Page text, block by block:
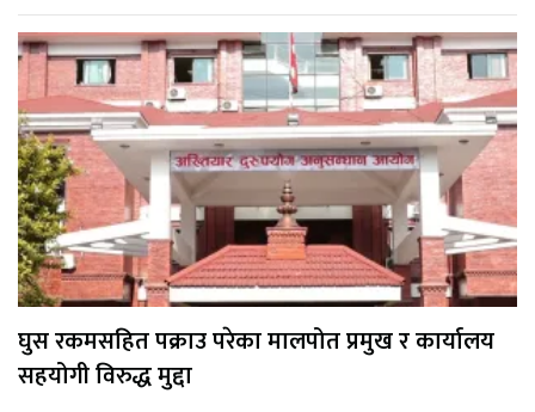
घुस रकमसहित पक्राउ परेका मालपोत प्रमुख र कार्यालय
सहयोगी विरुद्ध मुद्दा